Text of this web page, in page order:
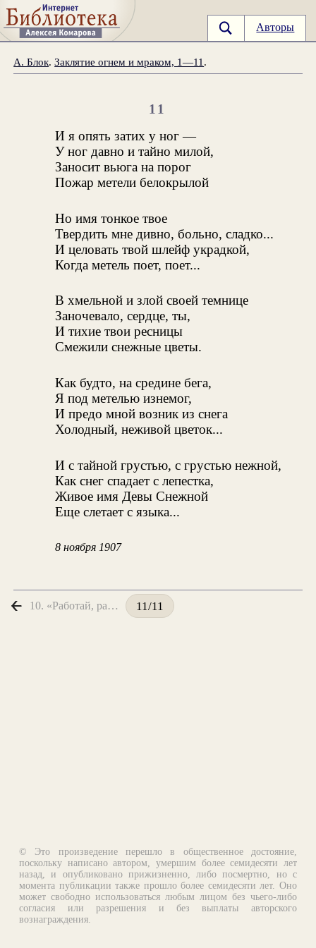
Авторы
А. Блок.Заклятие огнем и мраком, 1—11 .
11
И я опять затих у ног —
У ног давно и тайно милой,
Заносит вьюга на порог
Пожар метели белокрылой
Но имя тонкое твое
Твердить мне дивно, больно, сладко...
И целовать твой шлейф украдкой,
Когда метель поет, поет...
В хмельной и злой своей темнице
Заночевало, сердце, ты,
И тихие твои ресницы
Смежили снежные цветы.
Как будто, на средине бега,
Я под метелью изнемог,
И предо мной возник из снега
Холодный, неживой цветок...
И с тайной грустью, с грустью нежной,
Как снег спадает с лепестка,
Живое имя Девы Снежной
Еще слетает с языка...
8 ноября 1907
10. «Работай, работай, работай...» 11/11
© Это произведение перешло в общественное достояние,
поскольку написано автором, умершим более семидесяти лет
назад, и опубликовано прижизненно, либо посмертно, но с
момента публикации также прошло более семидесяти лет. Оно
может свободно использоваться любым лицом без чьего-либо
согласия или разрешения и без выплаты авторского
вознаграждения.